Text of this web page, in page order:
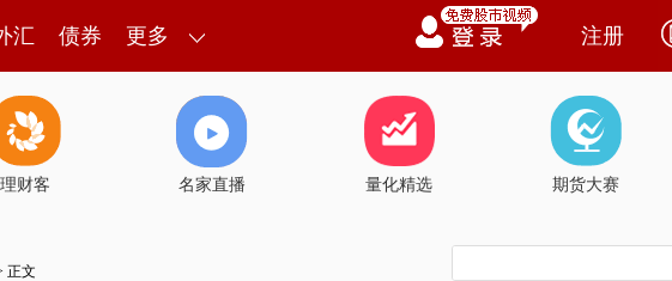
汇 债券 更多 注册
理财客 名家直播 量化精选 期货大赛
正文